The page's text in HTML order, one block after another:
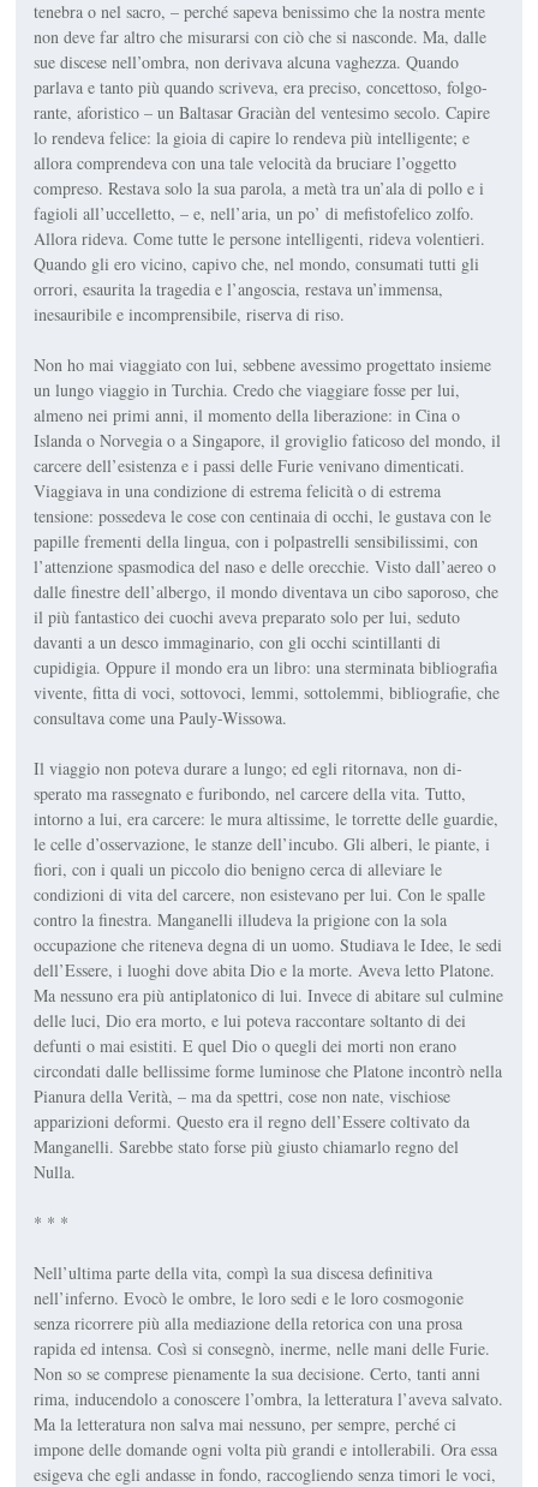
tenebra o nel sacro, – perché sapeva benissimo che la nostra mente
non deve far altro che misurarsi con ciò che si nasconde. Ma, dalle
sue discese nell’ombra, non deri­vava alcuna vaghezza. Quando
parlava e tanto più quando scrive­va, era preciso, concettoso, folgo­
rante, aforistico – un Baltasar Graciàn del ventesimo secolo. Capire
lo rendeva felice: la gioia di capire lo rendeva più intelli­gente; e
allora comprendeva con una tale velocità da bruciare l’oggetto
compreso. Restava solo la sua parola, a metà tra un’ala di pollo e i
fagioli all’uccelletto, – e, nell’aria, un po’ di mefistofelico zolfo.
Allora rideva. Come tutte le persone intelligenti, rideva vo­lentieri.
Quando gli ero vicino, capivo che, nel mondo, consuma­ti tutti gli
orrori, esaurita la trage­dia e l’angoscia, restava un’im­mensa,
inesauribile e incom­prensibile, riserva di riso.
Non ho mai viaggiato con lui, sebbene avessimo progettato in­sieme
un lungo viaggio in Tur­chia. Credo che viaggiare fosse per lui,
almeno nei primi anni, il momento della liberazione: in Cina o
Islanda o Norvegia o a Sin­gapore, il groviglio faticoso del mondo, il
carcere dell’esistenza e i passi delle Furie venivano di­menticati.
Viaggiava in una con­dizione di estrema felicità o di e­strema
tensione: possedeva le cose con centinaia di occhi, le gu­stava con le
papille frementi della lingua, con i polpastrelli sensibi­lissimi, con
l’attenzione spasmo­dica del naso e delle orecchie. Vi­sto dall’aereo o
dalle finestre dell’albergo, il mondo diventava un cibo saporoso, che
il più fantasti­co dei cuochi aveva preparato solo per lui, seduto
davanti a un desco immaginario, con gli occhi scintillanti di
cupidigia. Oppure il mondo era un libro: una stermi­nata bibliografia
vivente, fitta di voci, sottovoci, lemmi, sottolem­mi, bibliografie, che
consultava come una Pauly-Wissowa.
Il viaggio non poteva durare a lungo; ed egli ritornava, non di­
sperato ma rassegnato e furibondo, nel carcere della vita. Tutto,
intorno a lui, era carcere: le mura altissime, le torrette delle guar­die,
le celle d’osservazione, le stanze dell’incubo. Gli alberi, le piante, i
fiori, con i quali un picco­lo dio benigno cerca di alleviare le
condizioni di vita del carcere, non esistevano per lui. Con le spalle
contro la finestra. Manga­nelli illudeva la prigione con la sola
occupazione che riteneva degna di un uomo. Studiava le Idee, le sedi
dell’Essere, i luoghi dove a­bita Dio e la morte. Aveva letto Platone.
Ma nessuno era più anti­platonico di lui. Invece di abitare sul culmine
delle luci, Dio era morto, e lui poteva raccontare soltanto di dei
defunti o mai esisti­ti. E quel Dio o quegli dei morti non erano
circondati dalle bellis­sime forme luminose che Platone incontrò nella
Pianura della Ve­rità, – ma da spettri, cose non nate, vischiose
apparizioni defor­mi. Questo era il regno dell’Esse­re coltivato da
Manganelli. Sareb­be stato forse più giusto chiamar­lo regno del
Nulla.
* * *
Nell’ultima parte della vita, compì la sua discesa definitiva
nell’inferno. Evocò le ombre, le loro sedi e le loro cosmogonie
senza ricorrere più alla mediazio­ne della retorica con una prosa
rapida ed intensa. Così si con­segnò, inerme, nelle mani delle Furie.
Non so se comprese piena­mente la sua decisione. Certo, tanti anni
rima, inducendolo a conoscere l’ombra, la letteratura l’aveva salvato.
Ma la letteratura non salva mai nessuno, per sem­pre, perché ci
impone delle do­mande ogni volta più grandi e in­tollerabili. Ora essa
esigeva che egli andasse in fondo, raccogliend­o senza timori le voci,